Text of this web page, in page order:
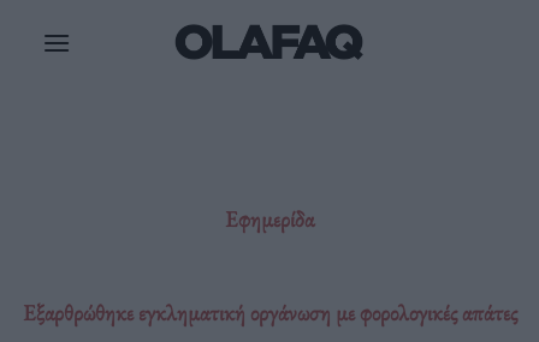
Εφημερίδα
Εξαρθρώθηκε εγκληματική οργάνωση με φορολογικές απάτες